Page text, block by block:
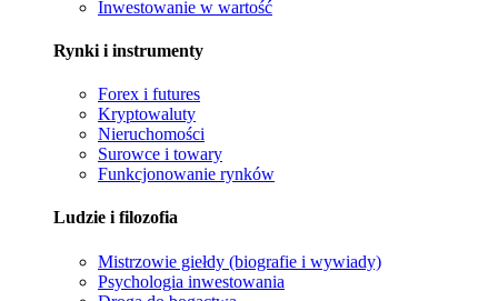
Inwestowanie w wartość
Rynki i instrumenty
Forex i futures
Kryptowaluty
Nieruchomości
Surowce i towary
Funkcjonowanie rynków
Ludzie i filozofia
Mistrzowie giełdy (biografie i wywiady)
Psychologia inwestowania